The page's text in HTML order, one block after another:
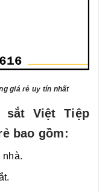
giá rẻ uy tín nhất
sắt Việt Tiệp
bao gồm:
nhà.